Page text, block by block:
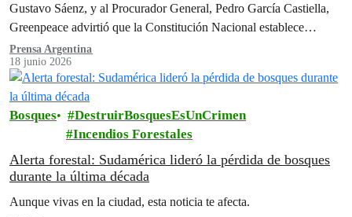
Gustavo Sáenz, y al Procurador General, Pedro García Castiella,
Greenpeace advirtió que la Constitución Nacional establece
claramente en su artículo 41…
Prensa Argentina
18 junio 2026
Bosques
DestruirBosquesEsUnCrimen
Incendios Forestales
Alerta forestal: Sudamérica lideró la pérdida de bosques
durante la última década
Aunque vivas en la ciudad, esta noticia te afecta.